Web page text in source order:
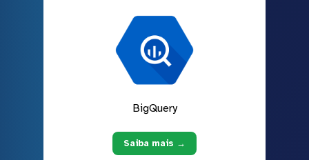
BigQuery
Saiba mais →